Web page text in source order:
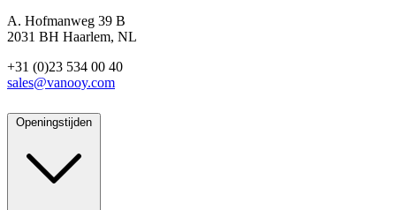
A. Hofmanweg 39 B
2031 BH Haarlem, NL
+31 (0)23 534 00 40
sales@vanooy.com
Openingstijden